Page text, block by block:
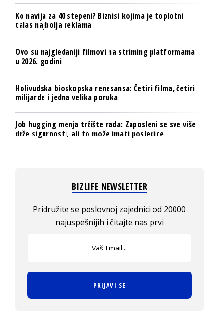
Ko navija za 40 stepeni? Biznisi kojima je toplotni
talas najbolja reklama
Ovo su najgledaniji filmovi na striming platformama
u 2026. godini
Holivudska bioskopska renesansa: Četiri filma, četiri
milijarde i jedna velika poruka
Job hugging menja tržište rada: Zaposleni se sve više
drže sigurnosti, ali to može imati posledice
BIZLIFE NEWSLETTER
Pridružite se poslovnoj zajednici od 20000
najuspešnijih i čitajte nas prvi
PRIJAVI SE